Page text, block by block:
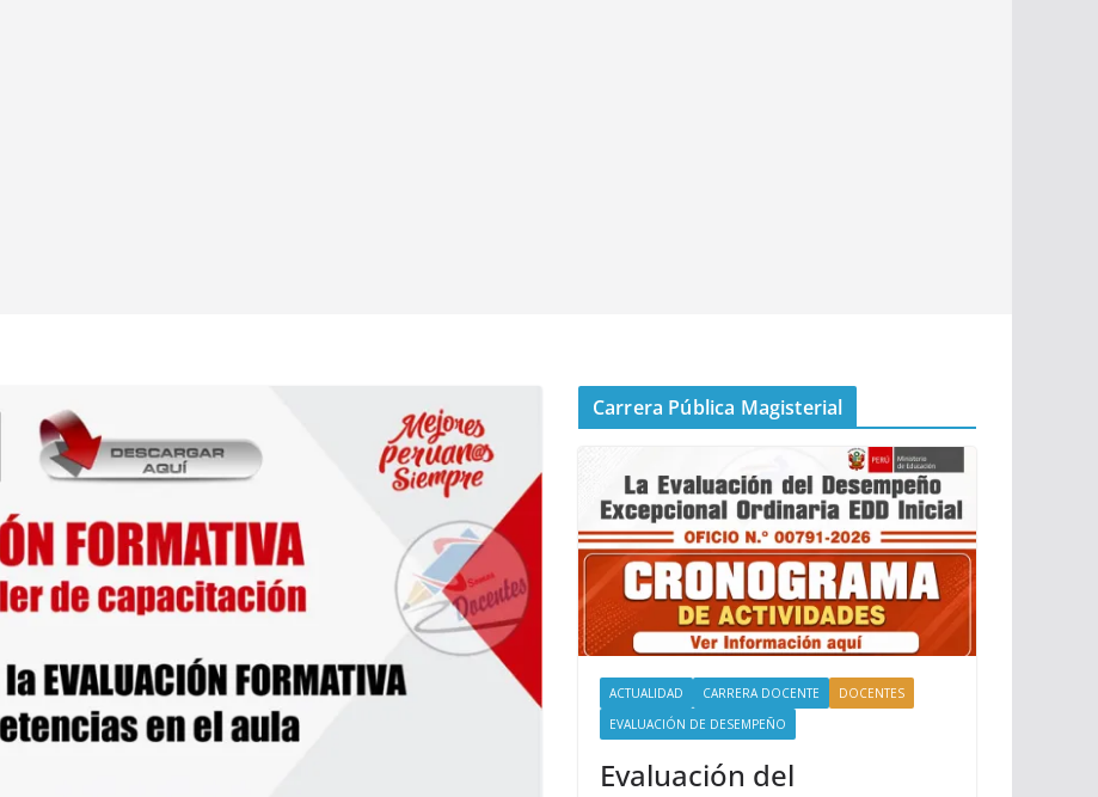
Carrera Pública Magisterial
ACTUALIDAD CARRERA DOCENTE
DOCENTES
EVALUACIÓN DE DESEMPEÑO
Evaluación del